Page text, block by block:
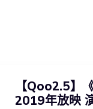
【Qoo2.5】
2019年放映